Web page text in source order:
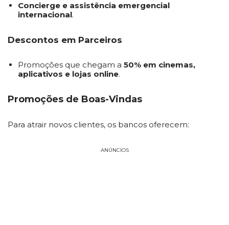
Concierge e assistência emergencial
internacional.
Descontos em Parceiros
Promoções que chegam a 50% em cinemas,
aplicativos e lojas online.
Promoções de Boas-Vindas
Para atrair novos clientes, os bancos oferecem:
ANÚNCIOS